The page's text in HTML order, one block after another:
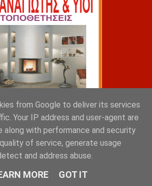
from Google to deliver its services
Your IP address and user-agent are
along with performance and security
of service, generate usage
and address abuse.
MORE GOT IT